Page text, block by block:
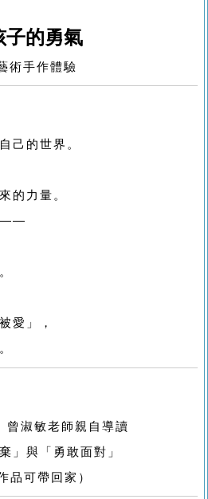
的勇氣
術手作體驗
己的世界。
的力量。
——
愛」，
曾淑敏老師親自導讀
」與「勇敢面對」
品可帶回家）